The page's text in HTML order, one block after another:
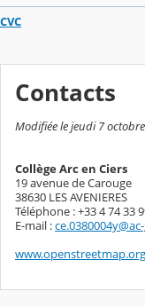
CVC
Contacts
Modifiée le jeudi 7
Collège Arc en Ciers
19 avenue de Carouge
38630 LES AVENIERES
Téléphone : +33 4 74 33
E-mail :